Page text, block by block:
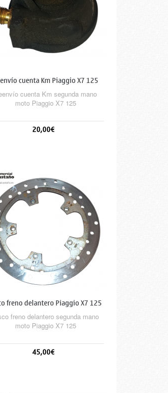
cuenta Km Piaggio X7 125
cuenta Km segunda mano
moto Piaggio X7 125
20,00€
freno delantero Piaggio X7 125
freno delantero segunda mano
moto Piaggio X7 125
45,00€